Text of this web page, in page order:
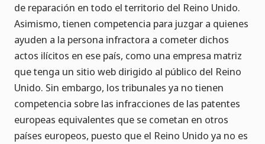
de reparación en todo el territorio del Reino Unido.
Asimismo, tienen competencia para juzgar a quienes
ayuden a la persona infractora a cometer dichos
actos ilícitos en ese país, como una empresa matriz
que tenga un sitio web dirigido al público del Reino
Unido. Sin embargo, los tribunales ya no tienen
competencia sobre las infracciones de las patentes
europeas equivalentes que se cometan en otros
países europeos, puesto que el Reino Unido ya no es